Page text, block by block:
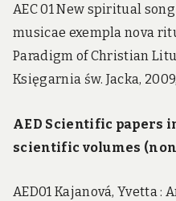
AEC 01 New spiritual
musicae exempla nova
Paradigm of Christian
Księgarnia św. Jacka,
AED Scientific papers
scientific volumes
AED01 Kajanová, Yvetta :